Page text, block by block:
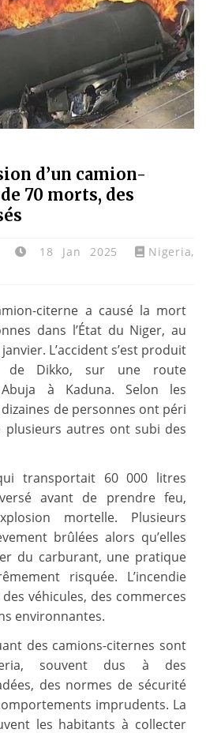
Bénin :
d’un camion-
70 morts, des
18 Jan 2025 Nigeria,
citerne a causé la mort
dans l’État du Niger, au
L’accident s’est produit
de Dikko, sur une route
à Kaduna. Selon les
de personnes ont péri
plusieurs autres ont subi des
transportait 60 000 litres
avant de prendre feu,
mortelle. Plusieurs
brûlées alors qu’elles
du carburant, une pratique
risquée. L’incendie
véhicules, des commerces
environnantes.
des camions-citernes sont
souvent dus à des
des normes de sécurité
imprudents. La
les habitants à collecter